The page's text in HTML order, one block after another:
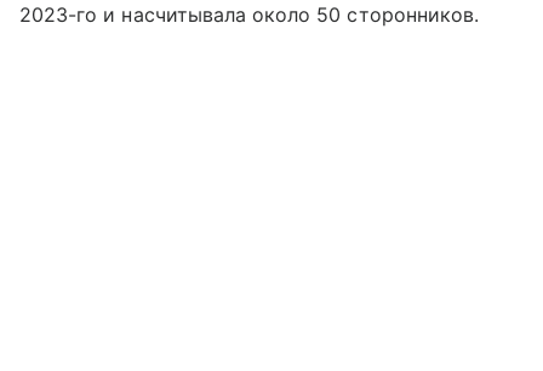
2023-го и насчитывала около 50 сторонников.